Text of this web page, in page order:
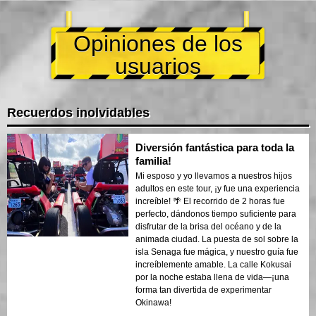
Opiniones de los
usuarios
Recuerdos inolvidables
Diversión fantástica para toda la
familia!
Mi esposo y yo llevamos a nuestros hijos
adultos en este tour, ¡y fue una experiencia
increíble! 🌴 El recorrido de 2 horas fue
perfecto, dándonos tiempo suficiente para
disfrutar de la brisa del océano y de la
animada ciudad. La puesta de sol sobre la
isla Senaga fue mágica, y nuestro guía fue
increíblemente amable. La calle Kokusai
por la noche estaba llena de vida—¡una
forma tan divertida de experimentar
Okinawa!